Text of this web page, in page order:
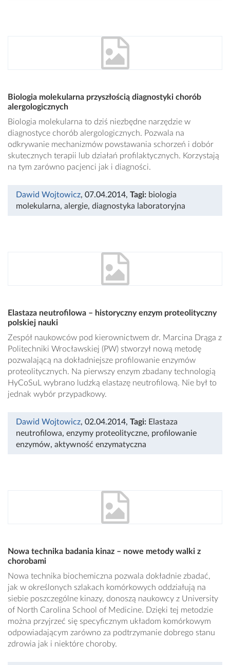
Biologia molekularna przyszłością diagnostyki chorób
alergologicznych
Biologia molekularna to dziś niezbędne narzędzie w
diagnostyce chorób alergologicznych. Pozwala na
odkrywanie mechanizmów powstawania schorzeń i dobór
skutecznych terapii lub działań profilaktycznych. Korzystają
na tym zarówno pacjenci jak i diagności.
Dawid Wojtowicz, 07.04.2014, Tagi: biologia
molekularna, alergie, diagnostyka laboratoryjna
Elastaza neutrofilowa – historyczny enzym proteolityczny
polskiej nauki
Zespół naukowców pod kierownictwem dr. Marcina Drąga z
Politechniki Wrocławskiej (PW) stworzył nową metodę
pozwalającą na dokładniejsze profilowanie enzymów
proteolitycznych. Na pierwszy enzym zbadany technologią
HyCoSuL wybrano ludzką elastazę neutrofilową. Nie był to
jednak wybór przypadkowy.
Dawid Wojtowicz, 02.04.2014, Tagi: Elastaza
neutrofilowa, enzymy proteolityczne, profilowanie
enzymów, aktywność enzymatyczna
Nowa technika badania kinaz – nowe metody walki z
chorobami
Nowa technika biochemiczna pozwala dokładnie zbadać,
jak w określonych szlakach komórkowych oddziałują na
siebie poszczególne kinazy, donoszą naukowcy z University
of North Carolina School of Medicine. Dzięki tej metodzie
można przyjrzeć się specyficznym układom komórkowym
odpowiadającym zarówno za podtrzymanie dobrego stanu
zdrowia jak i niektóre choroby.